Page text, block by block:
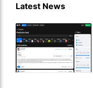
Latest News